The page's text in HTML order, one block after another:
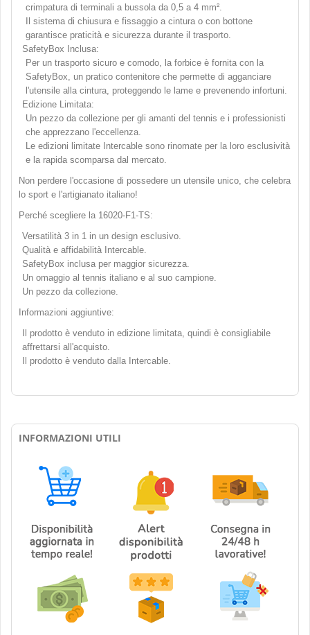
crimpatura di terminali a bussola da 0,5 a 4 mm².
Il sistema di chiusura e fissaggio a cintura o con bottone
garantisce praticità e sicurezza durante il trasporto.
SafetyBox Inclusa:
Per un trasporto sicuro e comodo, la forbice è fornita con la
SafetyBox, un pratico contenitore che permette di agganciare
l'utensile alla cintura, proteggendo le lame e prevenendo infortuni.
Edizione Limitata:
Un pezzo da collezione per gli amanti del tennis e i professionisti
che apprezzano l'eccellenza.
Le edizioni limitate Intercable sono rinomate per la loro esclusività
e la rapida scomparsa dal mercato.
Non perdere l'occasione di possedere un utensile unico, che celebra
lo sport e l'artigianato italiano!
Perché scegliere la 16020-F1-TS:
Versatilità 3 in 1 in un design esclusivo.
Qualità e affidabilità Intercable.
SafetyBox inclusa per maggior sicurezza.
Un omaggio al tennis italiano e al suo campione.
Un pezzo da collezione.
Informazioni aggiuntive:
Il prodotto è venduto in edizione limitata, quindi è consigliabile
affrettarsi all'acquisto.
Il prodotto è venduto dalla Intercable.
INFORMAZIONI UTILI